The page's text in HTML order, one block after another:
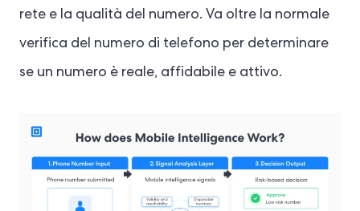
rete e la qualità del numero. Va oltre la normale
verifica del numero di telefono per determinare
se un numero è reale, affidabile e attivo.